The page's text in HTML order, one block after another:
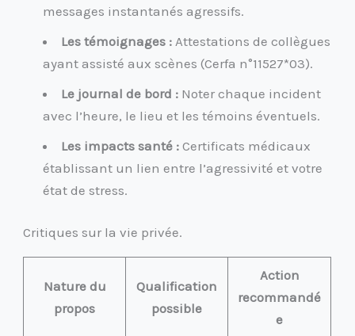
messages instantanés agressifs.
Les témoignages : Attestations de collègues
ayant assisté aux scènes (Cerfa n°11527*03).
Le journal de bord : Noter chaque incident
avec l’heure, le lieu et les témoins éventuels.
Les impacts santé : Certificats médicaux
établissant un lien entre l’agressivité et votre
état de stress.
Critiques sur la vie privée.
Nature du
propos
Qualification
possible
Action
recommandé
e